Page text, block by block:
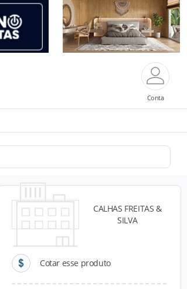
Conta
CALHAS FREITAS &
SILVA
Cotar esse produto